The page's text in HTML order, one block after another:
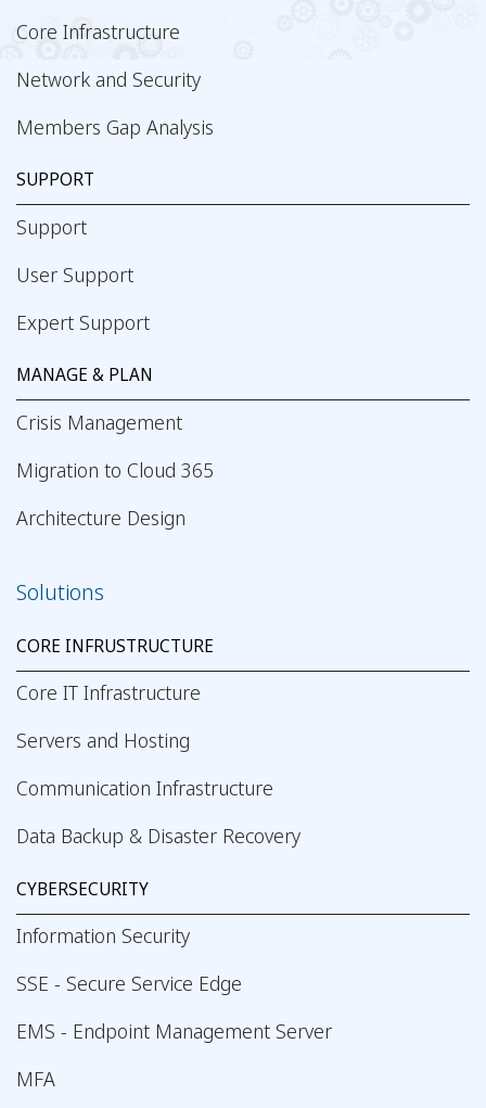
Core Infrastructure
Network and Security
Members Gap Analysis
SUPPORT
Support
User Support
Expert Support
MANAGE & PLAN
Crisis Management
Migration to Cloud 365
Architecture Design
Solutions
CORE INFRUSTRUCTURE
Core IT Infrastructure
Servers and Hosting
Communication Infrastructure
Data Backup & Disaster Recovery
CYBERSECURITY
Information Security
SSE - Secure Service Edge
EMS - Endpoint Management Server
MFA